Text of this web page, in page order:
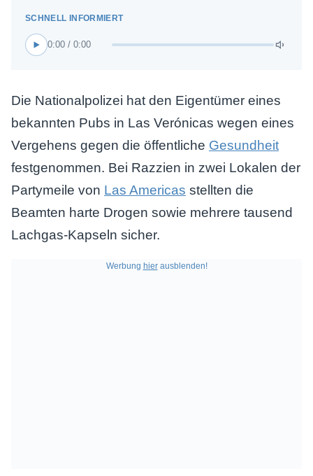
0:00 / 0:00
Die Nationalpolizei hat den Eigentümer eines
bekannten Pubs in Las Verónicas wegen eines
Vergehens gegen die öffentliche Gesundheit
festgenommen. Bei Razzien in zwei Lokalen der
Partymeile von Las Americas stellten die
Beamten harte Drogen sowie mehrere tausend
Lachgas-Kapseln sicher.
Werbung hierausblenden!